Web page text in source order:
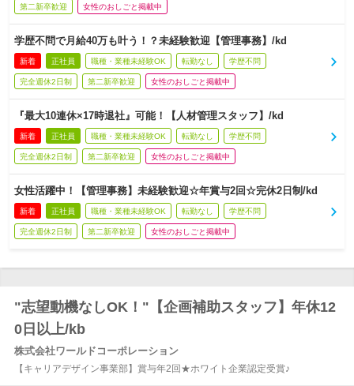
第二新卒歓迎 女性のおしごと掲載中
学歴不問で月給40万も叶う！？未経験歓迎【管理事務】/kd
新着 正社員 職種・業種未経験OK 転勤なし 学歴不問
完全週休2日制 第二新卒歓迎 女性のおしごと掲載中
『最大10連休×17時退社』可能！【人材管理スタッフ】/kd
新着 正社員 職種・業種未経験OK 転勤なし 学歴不問
完全週休2日制 第二新卒歓迎 女性のおしごと掲載中
女性活躍中！【管理事務】未経験歓迎☆年賞与2回☆完休2日制/kd
新着 正社員 職種・業種未経験OK 転勤なし 学歴不問
完全週休2日制 第二新卒歓迎 女性のおしごと掲載中
"志望動機なしOK！"【企画補助スタッフ】年休12
0日以上/kb
株式会社ワールドコーポレーション
【キャリアデザイン事業部】賞与年2回★ホワイト企業認定受賞♪